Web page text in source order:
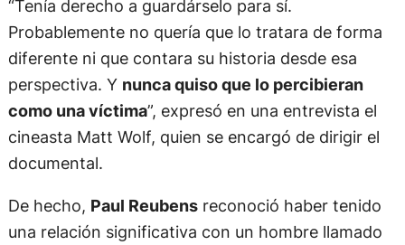
“Tenía derecho a guardárselo para sí.
Probablemente no quería que lo tratara de forma
diferente ni que contara su historia desde esa
perspectiva. Y nunca quiso que lo percibieran
como una víctima”, expresó en una entrevista el
cineasta Matt Wolf, quien se encargó de dirigir el
documental.
De hecho, Paul Reubensreconoció haber tenido
una relación significativa con un hombre llamado